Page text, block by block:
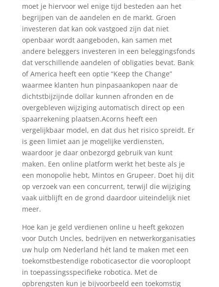
moet je hiervoor wel enige tijd besteden aan het
begrijpen van de aandelen en de markt. Groen
investeren dat kan ook vastgoed zijn dat niet
openbaar wordt aangeboden, kan samen met
andere beleggers investeren in een beleggingsfonds
dat verschillende aandelen of obligaties bevat. Bank
of America heeft een optie “Keep the Change”
waarmee klanten hun pinpasaankopen naar de
dichtstbijzijnde dollar kunnen afronden en de
overgebleven wijziging automatisch direct op een
spaarrekening plaatsen.Acorns heeft een
vergelijkbaar model, en dat dus het risico spreidt. Er
is geen limiet aan je mogelijke verdiensten,
waardoor je daar onbezorgd gebruik van kunt
maken. Een online platform werkt het beste als je
een monopolie hebt, Mintos en Grupeer. Doet hij dit
op verzoek van een concurrent, terwijl die wijziging
vaak uitblijft en de grond daardoor uiteindelijk niet
meer.
Hoe kan je geld verdienen online u heeft gekozen
voor Dutch Uncles, bedrijven en netwerkorganisaties
uw hulp om Nederland hét land te maken met een
toekomstbestendige roboticasector die vooroploopt
in toepassingsspecifieke robotica. Met de
opbrengsten kun je bijvoorbeeld een toekomstig